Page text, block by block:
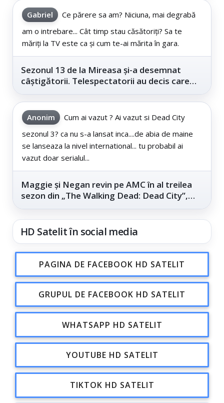
Gabriel
Ce părere sa am? Niciuna, mai degrabă
am o intrebare... Cât timp stau căsătoriți? Sa te
măriți la TV este ca și cum te-ai mărita în gara.
Sezonul 13 de la Mireasa și-a desemnat
câștigătorii. Telespectatorii au decis care
Anonim
Cum ai vazut ? Ai vazut si Dead City
sezonul 3? ca nu s-a lansat inca....de abia de maine
se lanseaza la nivel international... tu probabil ai
vazut doar serialul...
Maggie și Negan revin pe AMC în al treilea
sezon din „The Walking Dead: Dead City”,
HD Satelit în social media
PAGINA DE FACEBOOK HD SATELIT
GRUPUL DE FACEBOOK HD SATELIT
WHATSAPP HD SATELIT
YOUTUBE HD SATELIT
TIKTOK HD SATELIT